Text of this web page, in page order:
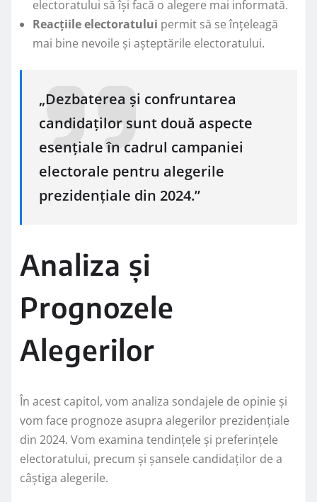
electoratului să își facă o alegere mai informată.
Reacțiile electoratului permit să se înțeleagă
mai bine nevoile și așteptările electoratului.
„Dezbaterea și confruntarea
candidaților sunt două aspecte
esențiale în cadrul campaniei
electorale pentru alegerile
prezidențiale din 2024.”
Analiza și
Prognozele
Alegerilor
În acest capitol, vom analiza sondajele de opinie și
vom face prognoze asupra alegerilor prezidențiale
din 2024. Vom examina tendințele și preferințele
electoratului, precum și șansele candidaților de a
câștiga alegerile.